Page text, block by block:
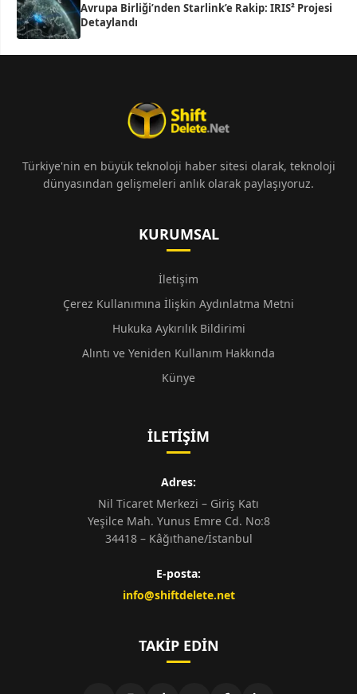
Avrupa Birliği’nden Starlink’e Rakip: IRIS² Projesi
Detaylandı
Türkiye'nin en büyük teknoloji haber sitesi olarak, teknoloji
dünyasından gelişmeleri anlık olarak paylaşıyoruz.
KURUMSAL
İletişim
Çerez Kullanımına İlişkin Aydınlatma Metni
Hukuka Aykırılık Bildirimi
Alıntı ve Yeniden Kullanım Hakkında
Künye
İLETIŞIM
Adres:
Nil Ticaret Merkezi – Giriş Katı
Yeşilce Mah. Yunus Emre Cd. No:8
34418 – Kâğıthane/İstanbul
E-posta:
info@shiftdelete.net
TAKIP EDIN